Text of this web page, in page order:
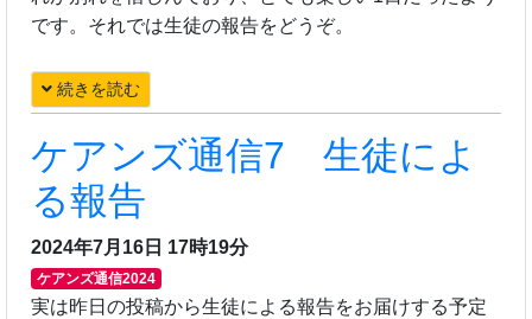
です。それでは生徒の報告をどうぞ。
続きを読む
ケアンズ通信7 生徒によ
る報告
2024年7月16日 17時19分
ケアンズ通信2024
実は昨日の投稿から生徒による報告をお届けする予定